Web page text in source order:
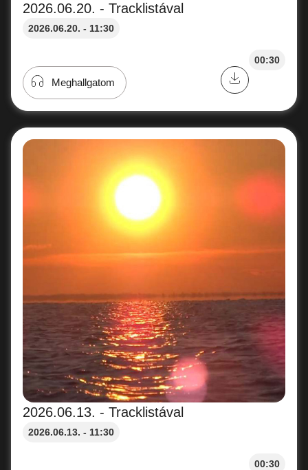
2026.06.20. - Tracklistával
2026.06.20. - 11:30
00:30
Meghallgatom
2026.06.13. - Tracklistával
2026.06.13. - 11:30
00:30